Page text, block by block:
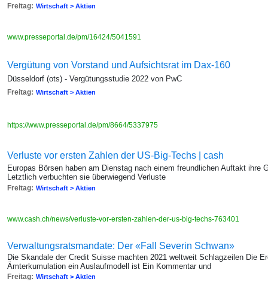
Freitag: Wirtschaft > Aktien
www.presseportal.de/pm/16424/5041591
Vergütung von Vorstand und Aufsichtsrat im Dax-160
Düsseldorf (ots) - Vergütungsstudie 2022 von PwC
Freitag: Wirtschaft > Aktien
https://www.presseportal.de/pm/8664/5337975
Verluste vor ersten Zahlen der US-Big-Techs | cash
Europas Börsen haben am Dienstag nach einem freundlichen Auftakt ihre
Letztlich verbuchten sie überwiegend Verluste
Freitag: Wirtschaft > Aktien
www.cash.ch/news/verluste-vor-ersten-zahlen-der-us-big-techs-763401
Verwaltungsratsmandate: Der «Fall Severin Schwan»
Die Skandale der Credit Suisse machten 2021 weltweit Schlagzeilen Die
Ämterkumulation ein Auslaufmodell ist Ein Kommentar und
Freitag: Wirtschaft > Aktien